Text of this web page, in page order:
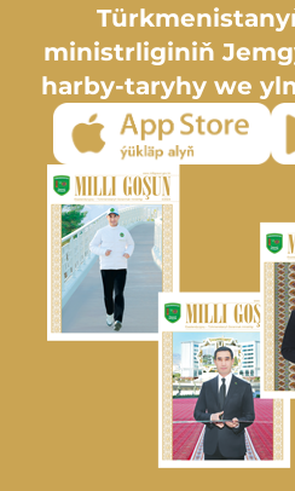
ministrliginiň
harby-taryhy we